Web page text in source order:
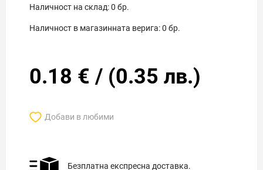
Наличност на склад:0 бр.
Наличност в магазинната верига:0 бр.
0.18 € / (0.35 лв.)
Добави в любими
Безплатна експресна доставка.